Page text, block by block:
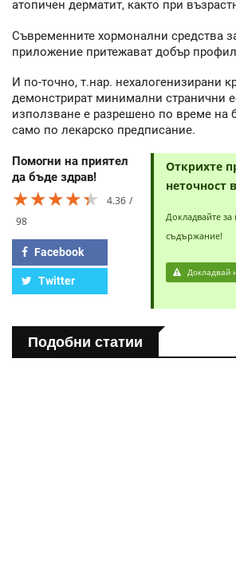
атопичен дерматит, както при
Съвременните хормонални средства
приложение притежават добър
И по-точно, т.нар. нехалогенизирани
демонстрират минимални странични
използване е разрешено по време на
само по лекарско предписание.
Помогни на приятел
да бъде здрав!
★★★★★
★★★★★
★★★★★
4.36
98
Facebook
Twitter
Открихте
неточност
Докладвайте за
съдържание!
Докладвай
Подобни статии